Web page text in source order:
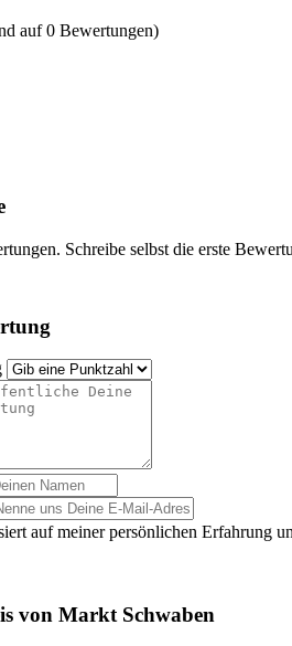
auf 0 Bewertungen)
Schreibe selbst die erste
auf meiner persönlichen Erfahrung
von Markt Schwaben